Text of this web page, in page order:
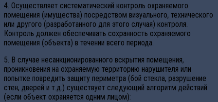
4. Осуществляет систематический контроль охраняемого
помещения (имущества) посредством визуального, технического
или другого (разработанного для этого случая) контроля.
Контроль должен обеспечивать сохранность охраняемого
помещения (объекта) в течении всего периода.
5. В случае несанкционированного вскрытия помещения,
проникновения на охраняемую территорию нарушителя или
попытке повредить защиту периметра (бой стекла, разрушение
стен, дверей и т.д.) существует следующий алгоритм действий
(если объект охраняется одним лицом):